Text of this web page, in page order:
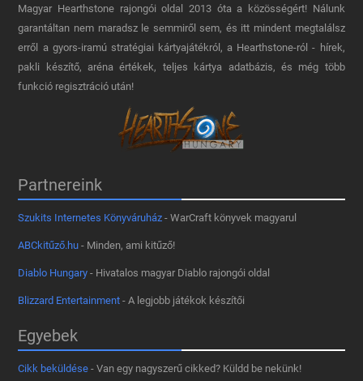
Magyar Hearthstone​ rajongói oldal 2013 óta a közösségért! Nálunk
garantáltan nem maradsz le semmiről sem, és itt mindent megtalálsz
erről a gyors-iramú stratégiai kártyajátékról, a Hearthstone-ról - hírek,
pakli készítő, aréna értékek, teljes kártya adatbázis, és még több
funkció regisztráció után!
Partnereink
Szukits Internetes Könyváruház - WarCraft könyvek magyarul
ABCkitűző.hu - Minden, ami kitűző!
Diablo Hungary - Hivatalos magyar Diablo rajongói oldal
Blizzard Entertainment - A legjobb játékok készítői
Egyebek
Cikk beküldése - Van egy nagyszerű cikked? Küldd be nekünk!